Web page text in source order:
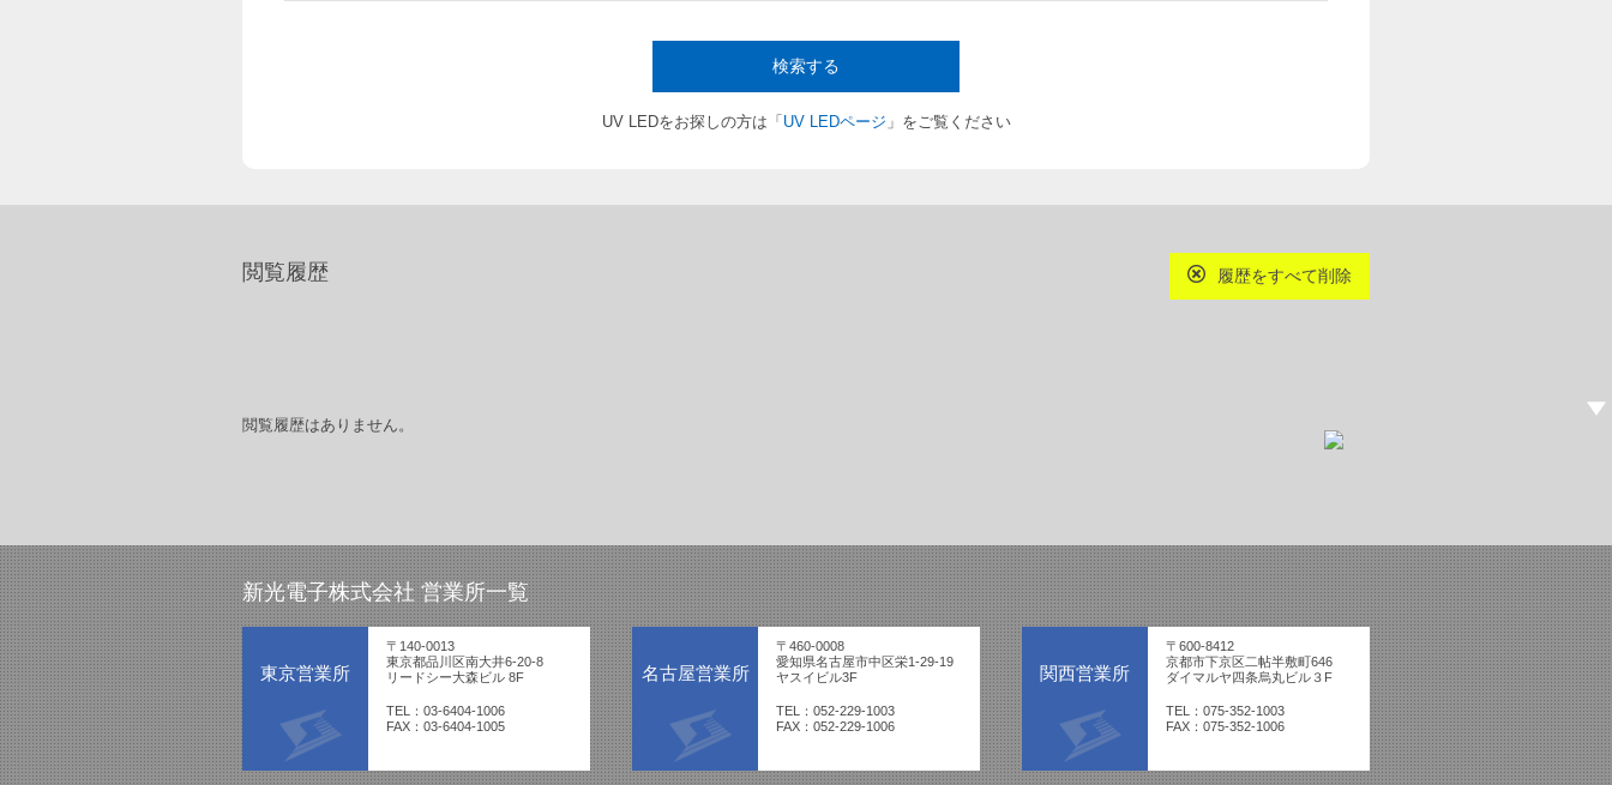
検索する
UV LEDをお探しの方は「 UV LEDページ 」をご覧ください
閲覧履歴 履歴をすべて削除
閲覧履歴はありません。
新光電子株式会社 営業所一覧
東京営業所
〒140-0013
東京都品川区南大井6-20-8
リードシー大森ビル 8F
TEL：03-6404-1006
FAX：03-6404-1005
名古屋営業所
〒460-0008
愛知県名古屋市中区栄1-29-19
ヤスイビル3F
TEL：052-229-1003
FAX：052-229-1006
関西営業所
〒600-8412
京都市下京区二帖半敷町646
ダイマルヤ四条烏丸ビル３F
TEL：075-352-1003
FAX：075-352-1006